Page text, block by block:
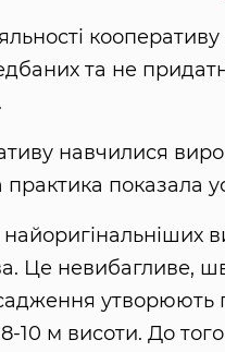
та не
навчилися
показала
Це невибагливе,
10 м висоти. До